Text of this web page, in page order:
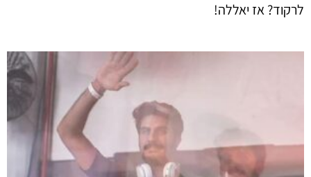
לרקוד? אז יאללה!